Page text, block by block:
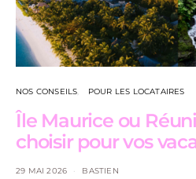
NOS CONSEILS POUR LES LOCATAIRES
Île Maurice ou
choisir pour vos
29 MAI 2026 BASTIEN